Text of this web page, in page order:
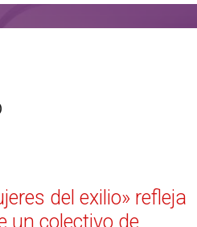
del exilio» refleja
un colectivo de